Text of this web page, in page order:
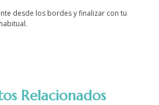
desde los bordes y finalizar con tu
Relacionados